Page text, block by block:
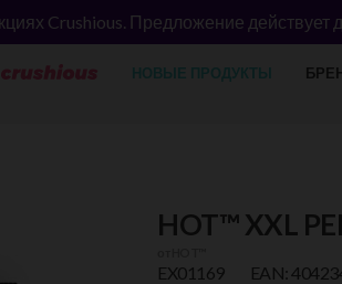
Crushious. Предложение действует
НОВЫЕ ПРОДУКТЫ
HOT™ XXL
EX01169 EAN: